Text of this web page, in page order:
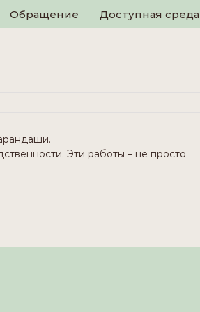
Обращениe Доступная среда
Эти работы – не просто